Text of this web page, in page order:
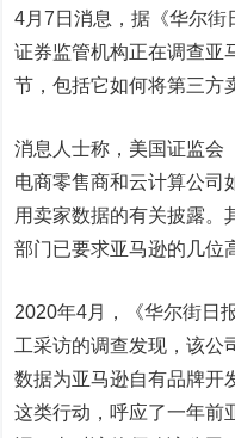
4月7日消息，据《华尔街
证券监管机构正在调查亚
节，包括它如何将第三方
消息人士称，美国证监会
电商零售商和云计算公司
用卖家数据的有关披露。
部门已要求亚马逊的几位
2020年4月，《华尔街日
工采访的调查发现，该公
数据为亚马逊自有品牌开
这类行动，呼应了一年前